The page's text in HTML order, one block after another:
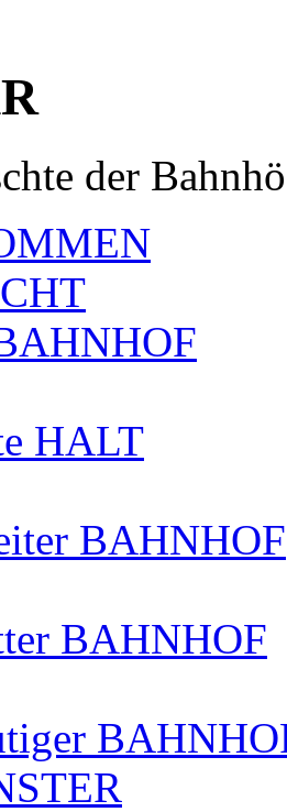
der
HALT
BAHNHOF
BAHNHOF